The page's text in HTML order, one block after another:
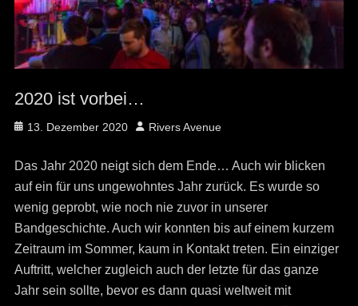
2020 ist vorbei…
Posted
13. Dezember 2020 Author
Rivers Avenue
Das Jahr 2020 neigt sich dem Ende… Auch wir blicken
auf ein für uns ungewohntes Jahr zurück. Es wurde so
wenig geprobt, wie noch nie zuvor in unserer
Bandgeschichte. Auch wir konnten bis auf einem kurzem
Zeitraum im Sommer, kaum in Kontakt treten. Ein einziger
Auftritt, welcher zugleich auch der letzte für das ganze
Jahr sein sollte, bevor es dann quasi weltweit mit